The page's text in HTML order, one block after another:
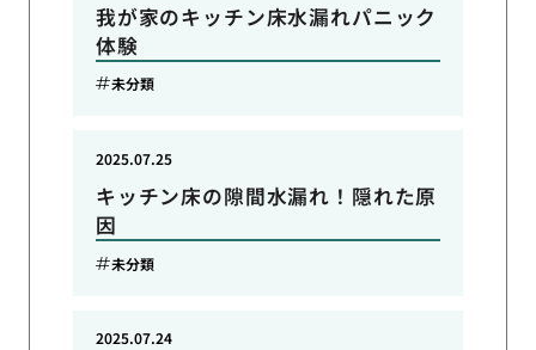
我が家のキッチン床水漏れパニック
体験
未分類
キッチン床の隙間水漏れ！隠れた原
因
2025.07.25
未分類
2025.07.24